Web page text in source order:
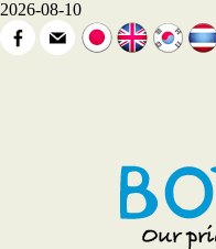
2026-08-10